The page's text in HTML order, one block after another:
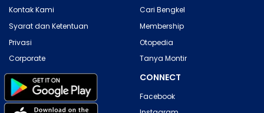
Kontak Kami
Syarat dan Ketentuan
Privasi
Corporate
Cari Bengkel
Membership
Otopedia
Tanya Montir
CONNECT
Facebook